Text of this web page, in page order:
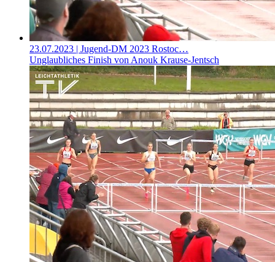
23.07.2023 | Jugend-DM 2023 Rostoc…
Unglaubliches Finish von Anouk Krause-Jentsch